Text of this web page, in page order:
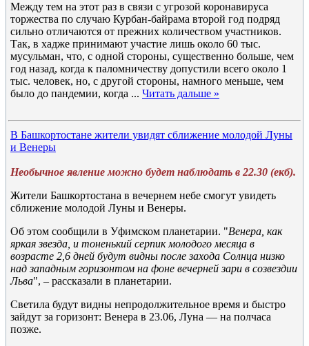
Между тем на этот раз в связи с угрозой коронавируса
торжества по случаю Курбан-байрама второй год подряд
сильно отличаются от прежних количеством участников.
Так, в хадже принимают участие лишь около 60 тыс.
мусульман, что, с одной стороны, существенно больше, чем
год назад, когда к паломничеству допустили всего около 1
тыс. человек, но, с другой стороны, намного меньше, чем
было до пандемии, когда ... Читать дальше »
В Башкортостане жители увидят сближение молодой Луны
и Венеры
Необычное явление можно будет наблюдать в 22.30 (екб).
Жители Башкортостана в вечернем небе смогут увидеть
сближение молодой Луны и Венеры.
Об этом сообщили в Уфимском планетарии. "Венера, как
яркая звезда, и тоненький серпик молодого месяца в
возрасте 2,6 дней будут видны после захода Солнца низко
над западным горизонтом на фоне вечерней зари в созвездии
Льва", – рассказали в планетарии.
Светила будут видны непродолжительное время и быстро
зайдут за горизонт: Венера в 23.06, Луна — на полчаса
позже.